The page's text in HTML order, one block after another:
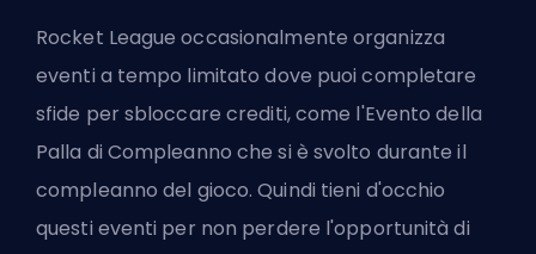
Rocket League occasionalmente organizza
eventi a tempo limitato dove puoi completare
sfide per sbloccare crediti, come l'Evento della
Palla di Compleanno che si è svolto durante il
compleanno del gioco. Quindi tieni d'occhio
questi eventi per non perdere l'opportunità di